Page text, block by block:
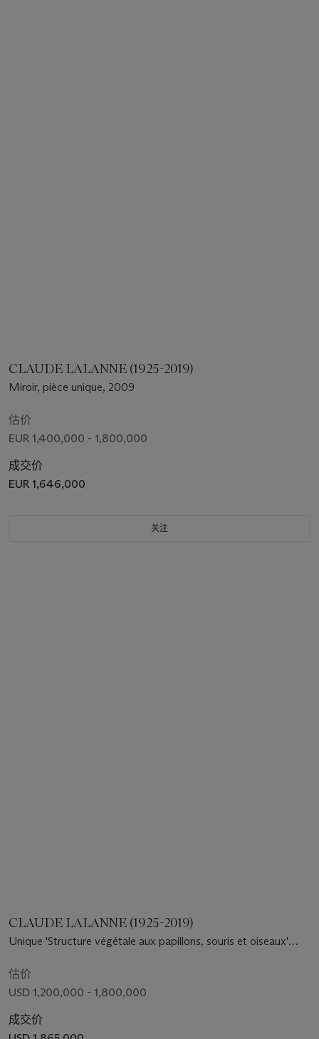
CLAUDE LALANNE (1925-2019)
Miroir, pièce unique, 2009
估价
EUR 1,400,000 - 1,800,000
成交价
EUR 1,646,000
关注
CLAUDE LALANNE (1925-2019)
Unique 'Structure végétale aux papillons, souris et oiseaux'
估价
USD 1,200,000 - 1,800,000
成交价